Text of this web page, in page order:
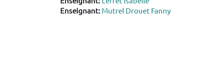
Enseignant: Mutrel Drouet Fanny